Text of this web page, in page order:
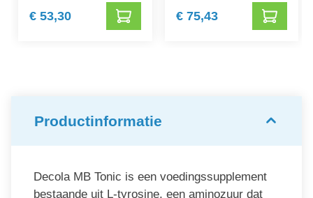
€ 53,30 € 75,43
Productinformatie
Decola MB Tonic is een voedingssupplement
bestaande uit L-tyrosine, een aminozuur dat